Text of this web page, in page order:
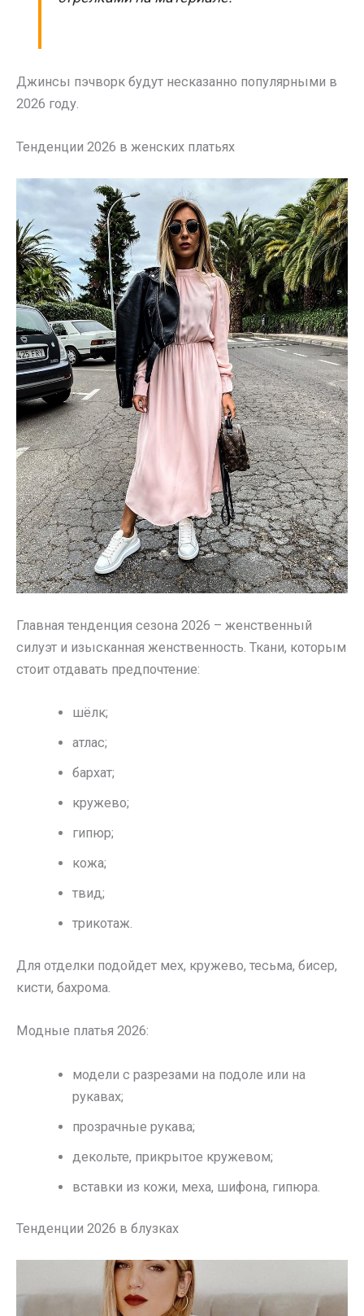
Джинсы пэчворк будут несказанно популярными в
2026 году.
Тенденции 2026 в женских платьях
Главная тенденция сезона 2026 – женственный
силуэт и изысканная женственность. Ткани, которым
стоит отдавать предпочтение:
шёлк;
атлас;
бархат;
кружево;
гипюр;
кожа;
твид;
трикотаж.
Для отделки подойдет мех, кружево, тесьма, бисер,
кисти, бахрома.
Модные платья 2026:
модели с разрезами на подоле или на
рукавах;
прозрачные рукава;
декольте, прикрытое кружевом;
вставки из кожи, меха, шифона, гипюра.
Тенденции 2026 в блузках